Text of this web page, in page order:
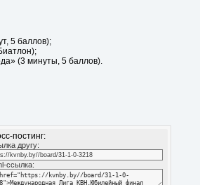
5 баллов);
(3 минуты, 5 баллов).
постинг:
другу:
ссылка: